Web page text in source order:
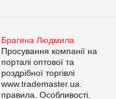
Брагина Людмила
Просування компанії на
порталі оптової та
роздрібної торгівлі
www.trademaster.ua.
правила. Особливості.